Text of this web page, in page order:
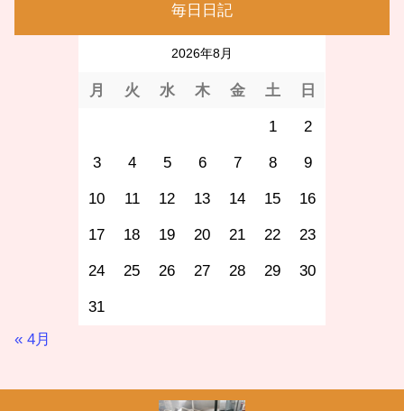
毎日日記
2026年8月
月 火 水 木 金 土 日
1 2
3 4 5 6 7 8 9
10 11 12 13 14 15 16
17 18 19 20 21 22 23
24 25 26 27 28 29 30
31
« 4月